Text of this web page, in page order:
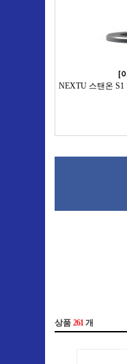
[
NEXTU 스탠온 S1